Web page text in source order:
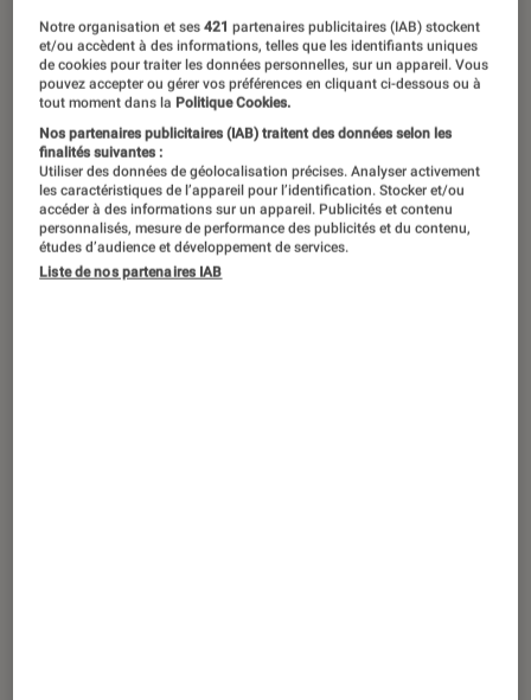
L’application Samsung Messages se
préparerait à intégrer Google Duo
ACTU
Smartphones Android • 27 jan. 2020
Notre organisation et ses421 partenaires publicitaires (IAB) stockent
et/ou accèdent à des informations, telles que les identifiants uniques
de cookies pour traiter les données personnelles, sur un appareil. Vous
pouvez accepter ou gérer vos préférences en cliquant ci-dessous ou à
tout moment dans la Politique Cookies.
Nos partenaires publicitaires (IAB) traitent des données selon les
finalités suivantes :
Utiliser des données de géolocalisation précises. Analyser activement
les caractéristiques de l’appareil pour l’identification. Stocker et/ou
accéder à des informations sur un appareil. Publicités et contenu
personnalisés, mesure de performance des publicités et du contenu,
études d’audience et développement de services.
Liste de nos partenaires IAB